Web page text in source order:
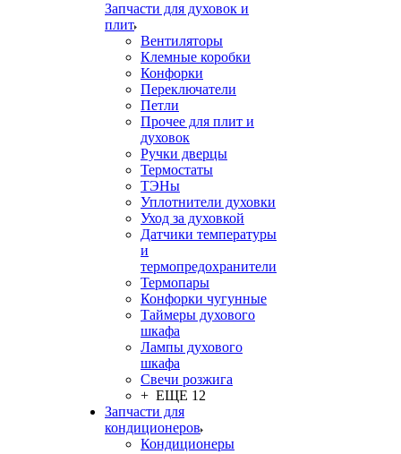
Запчасти для духовок и
плит
Вентиляторы
Клемные коробки
Конфорки
Переключатели
Петли
Прочее для плит и
духовок
Ручки дверцы
Термостаты
ТЭНы
Уплотнители духовки
Уход за духовкой
Датчики температуры
и
термопредохранители
Термопары
Конфорки чугунные
Таймеры духового
шкафа
Лампы духового
шкафа
Свечи розжига
+ ЕЩЕ 12
Запчасти для
кондиционеров
Кондиционеры